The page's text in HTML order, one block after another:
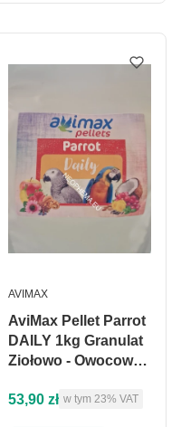
AviMax Pellet Parrot
DAILY 1kg Granulat
Ziołowo - Owocowo -
dużych papug
PRODUCENT
AVIMAX
Cena brutto
53,90 zł w tym %s VAT
w tym 23% VAT